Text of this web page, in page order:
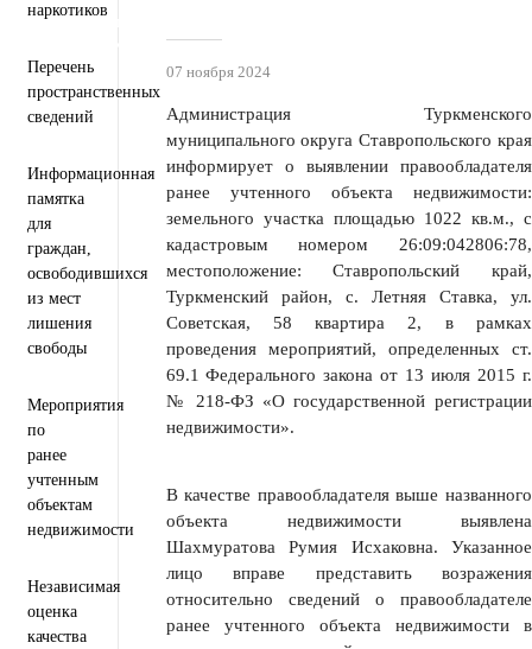
Персональные данные
Региональный проект "Защитники"
наркотиков
Перечень
пространственных
сведений
Информационная
памятка
для
граждан,
освободившихся
из мест
лишения
свободы
Мероприятия
по
ранее
учтенным
объектам
недвижимости
Независимая
оценка
качества
07 ноября 2024
Администрация Туркменского
муниципального округа Ставропольского края
информирует о выявлении правообладателя
ранее учтенного объекта недвижимости:
земельного участка площадью 1022 кв.м., с
кадастровым номером 26:09:042806:78,
местоположение: Ставропольский край,
Туркменский район, с. Летняя Ставка, ул.
Советская, 58 квартира 2, в рамках
проведения мероприятий, определенных ст.
69.1 Федерального закона от 13 июля 2015 г.
№ 218-ФЗ «О государственной регистрации
недвижимости».
В качестве правообладателя выше названного
объекта недвижимости выявлена
Шахмуратова Румия Исхаковна. Указанное
лицо вправе представить возражения
относительно сведений о правообладателе
ранее учтенного объекта недвижимости в